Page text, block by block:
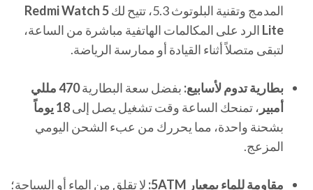
المدمج وتقنية البلوتوث 5.3، تتيح لك
Redmi Watch 5
Lite الرد على المكالمات الهاتفية مباشرة من الساعة،
لتبقى متصلاً أثناء القيادة أو ممارسة الرياضة.
بطارية تدوم لأسابيع: بفضل سعة البطارية
470 مللي
أمبير ، تمنحك الساعة وقت تشغيل يصل إلى18 يوماً
بشحنة واحدة، مما يحررك من عبء الشحن اليومي
المزعج.
مقاومة للماء بمعيار 5ATM: لا تقلق من الماء أو السباحة؛